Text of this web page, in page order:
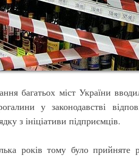
багатьох міст України
у законодавстві
з ініціативи підприємців.
років тому було прийняте